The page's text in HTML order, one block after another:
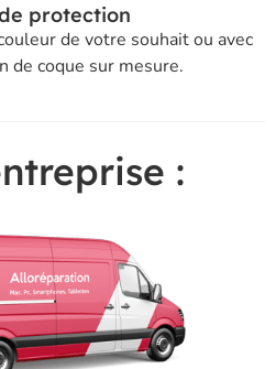
protection
de votre souhait ou avec
de coque sur mesure.
: